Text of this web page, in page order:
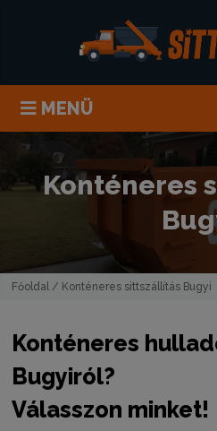
MENÜ
Konténeres
Főoldal / Konténeres sittszállítás Bugyi
Konténeres
Bugyiról?
Válasszon minket!